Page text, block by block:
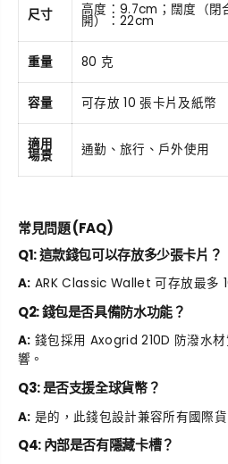
尺寸 高度：9.7cm；闊度（閉
開）：22cm
重量 80 克
容量 可存放 10 張卡片及紙幣
適用
場景 通勤、旅行、戶外使用
常見問題 (FAQ)
Q1: 這款錢包可以存放多少張卡片？
A: ARK Classic Wallet 可存放最多
Q2: 錢包是否具備防水功能？
A: 錢包採用 Axogrid 210D 防潑水
響。
Q3: 是否支援全球貨幣？
A: 是的，此錢包設計兼容所有國際
Q4: 內部是否有隱藏卡槽？